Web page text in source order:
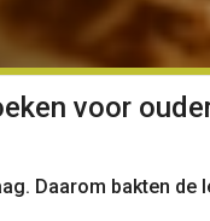
voor
Daarom bakten